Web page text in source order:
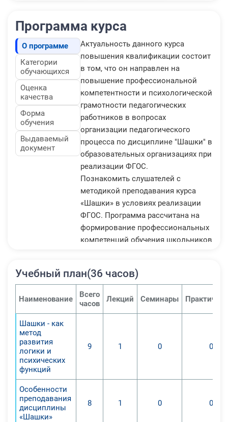
Программа курса
О программе
Категории
обучающихся
Оценка
качества
Форма
обучения
Выдаваемый
документ
Актуальность данного курса
повышения квалификации состоит
в том, что он направлен на
повышение профессиональной
компетентности и психологической
грамотности педагогических
работников в вопросах
организации педагогического
процесса по дисциплине "Шашки" в
образовательных организациях при
реализации ФГОС.
Познакомить слушателей с
методикой преподавания курса
«Шашки» в условиях реализации
ФГОС. Программа рассчитана на
формирование профессиональных
компетенций обучения школьников
дополнительного образования.
профессиональных компетенций
для преподавания учебного курса
2. Изучение теоретической базы
успешного образования;
Учебный план(36 часов)
Наименование
Всего
часов
Лекций Семинары
Шашки - как
метод
развития
логики и
психических
функций
9 1 0 0
Особенности
преподавания
дисциплины
«Шашки»
8 1 0 0